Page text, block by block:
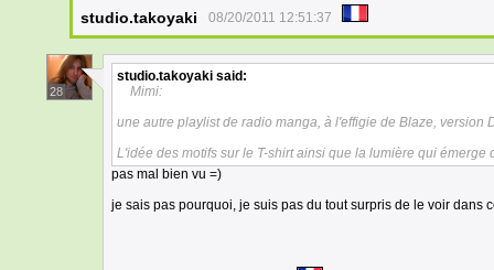
studio.takoyaki 08/20/2011 12:51:37
28
studio.takoyaki said:
Mimi:
une autre playlist de radio manga, à l'effigie de Blaze, version
L'idée des motifs sur le T-shirt ainsi que la lumière qui émerge
pas mal bien vu =)
je sais pas pourquoi, je suis pas du tout surpris de le voir dans